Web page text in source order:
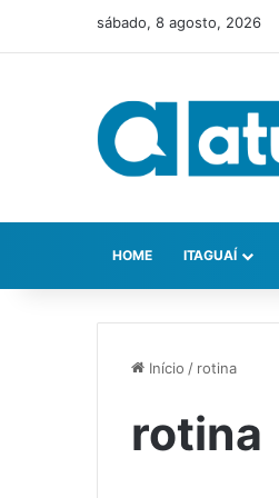
sábado, 8 agosto, 2026
HOME ITAGUAÍ
Início / rotina
rotina